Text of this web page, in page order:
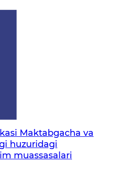
Maktabgacha va
huzuridagi
muassasalari